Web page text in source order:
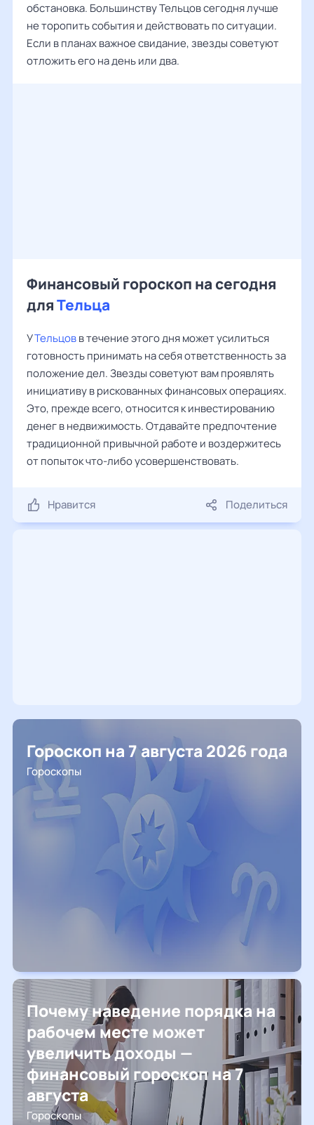
обстановка. Большинству Тельцов сегодня лучше
не торопить события и действовать по ситуации.
Если в планах важное свидание, звезды советуют
отложить его на день или два.
Финансовый гороскоп на сегодня
дляТельца
УТельцовв течение этого дня может усилиться
готовность принимать на себя ответственность за
положение дел. Звезды советуют вам проявлять
инициативу в рискованных финансовых операциях.
Это, прежде всего, относится к инвестированию
денег в недвижимость. Отдавайте предпочтение
традиционной привычной работе и воздержитесь
от попыток что-либо усовершенствовать.
Нравится Поделиться
Гороскоп на 7 августа 2026 года
Гороскопы
Почему наведение порядка на
рабочем месте может
увеличить доходы —
финансовый гороскоп на 7
августа
Гороскопы